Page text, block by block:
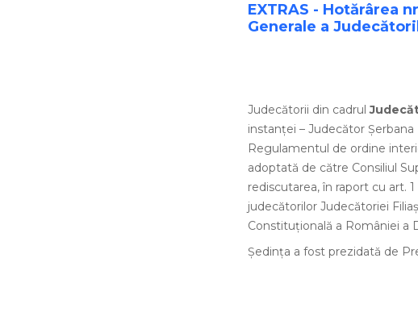
EXTRAS - Hotărârea
Generale a
Judecătorii din cadrul
instanţei – Judecător Şerbana
Regulamentul de ordine
adoptată de către Consiliul
rediscutarea, în raport cu art.
judecătorilor Judecătoriei
Constituţională a României a
Şedinţa a fost prezidată de